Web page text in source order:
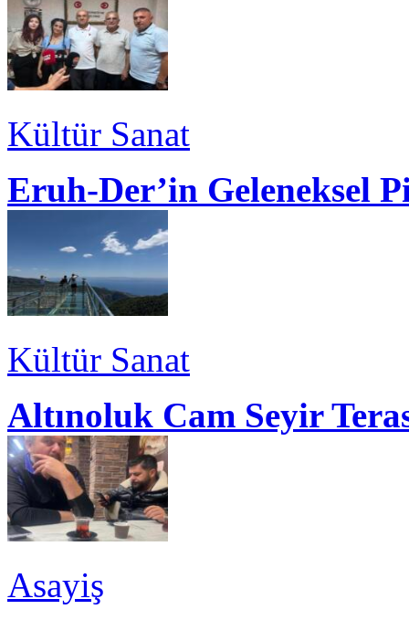
Kültür Sanat
Eruh-Der’in Geleneksel
Kültür Sanat
Altınoluk Cam Seyir
Asayiş